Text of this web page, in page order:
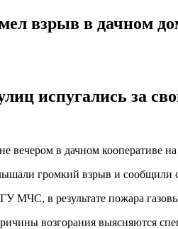
взрыв в дачном
испугались за
вечером в дачном кооперативе
громкий взрыв и сообщили
МЧС, в результате пожара
возгорания выясняются